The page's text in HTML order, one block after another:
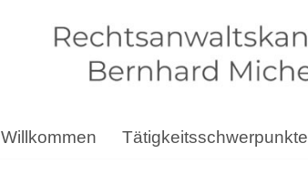
Willkommen Tätigkeitsschwerpunkte